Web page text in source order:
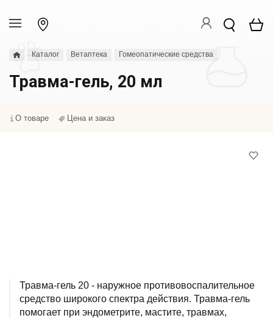
Каталог Ветаптека Гомеопатические средства
Травма-гель, 20 мл
О товаре Цена и заказ
Травма-гель 20 - наружное противовоспалительное
средство широкого спектра действия. Травма-гель
помогает при эндометрите, мастите, травмах,